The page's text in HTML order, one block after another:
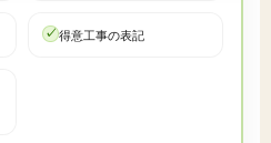
得意工事の表記